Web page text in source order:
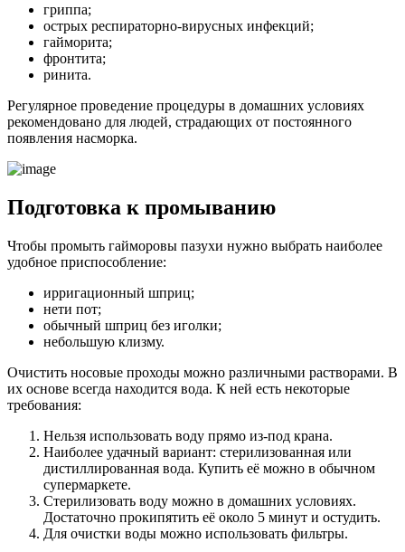
гриппа;
острых респираторно-вирусных инфекций;
гайморита;
фронтита;
ринита.
Регулярное проведение процедуры в домашних условиях
рекомендовано для людей, страдающих от постоянного
появления насморка.
Подготовка к промыванию
Чтобы промыть гайморовы пазухи нужно выбрать наиболее
удобное приспособление:
ирригационный шприц;
нети пот;
обычный шприц без иголки;
небольшую клизму.
Очистить носовые проходы можно различными растворами. В
их основе всегда находится вода. К ней есть некоторые
требования:
Нельзя использовать воду прямо из-под крана.
Наиболее удачный вариант: стерилизованная или
дистиллированная вода. Купить её можно в обычном
супермаркете.
Стерилизовать воду можно в домашних условиях.
Достаточно прокипятить её около 5 минут и остудить.
Для очистки воды можно использовать фильтры.